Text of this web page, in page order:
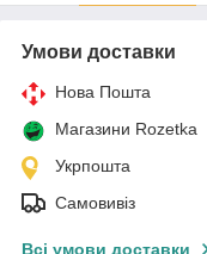
Умови доставки
Нова Пошта
Магазини Rozetka
Укрпошта
Самовивіз
Всі умови доставки